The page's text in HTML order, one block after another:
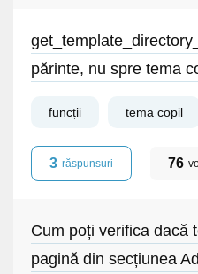
părinte, nu spre tema
funcții tema copil
3 răspunsuri 76
Cum poți verifica dacă
pagină din secțiunea